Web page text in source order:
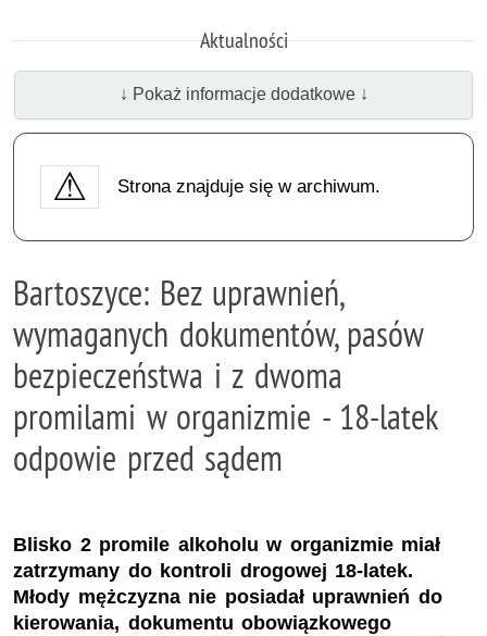
Aktualności
↓ Pokaż informacje dodatkowe ↓
Strona znajduje się w archiwum.
Bartoszyce: Bez uprawnień,
wymaganych dokumentów, pasów
bezpieczeństwa i z dwoma
promilami w organizmie - 18-latek
odpowie przed sądem
Blisko 2 promile alkoholu w organizmie miał
zatrzymany do kontroli drogowej 18-latek.
Młody mężczyzna nie posiadał uprawnień do
kierowania, dokumentu obowiązkowego